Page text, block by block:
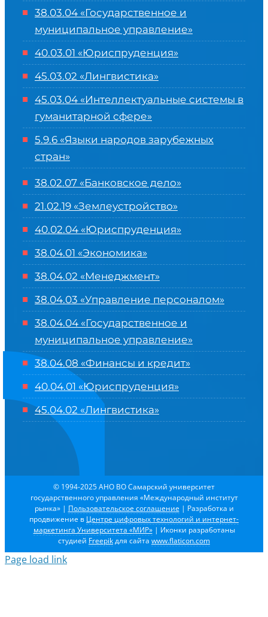
38.03.04 «Государственное и
муниципальное управление»
40.03.01 «Юриспруденция»
45.03.02 «Лингвистика»
45.03.04 «Интеллектуальные системы в
гуманитарной сфере»
5.9.6 «Языки народов зарубежных
стран»
38.02.07 «Банковское дело»
21.02.19 «Землеустройство»
40.02.04 «Юриспруденция»
38.04.01 «Экономика»
38.04.02 «Менеджмент»
38.04.03 «Управление персоналом»
38.04.04 «Государственное и
муниципальное управление»
38.04.08 «Финансы и кредит»
40.04.01 «Юриспруденция»
45.04.02 «Лингвистика»
© 1994-2025 АНО ВО Самарский университет
государственного управления «Международный институт
рынка» | Пользовательское соглашение | Разработка и
продвижение в Центре цифровых технологий и интернет-
маркетинга Университета «МИР»| Иконки разработаны
студией Freepikдля сайта www.flaticon.com
Page load link